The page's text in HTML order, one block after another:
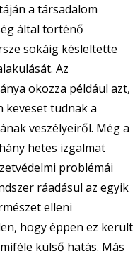
a társadalom
által történő
sokáig késleltette
Az
okozza például azt,
keveset tudnak a
veszélyeiről. Még a
hetes izgalmat
problémái
ráadásul az egyik
elleni
hogy éppen ez került
külső hatás. Más